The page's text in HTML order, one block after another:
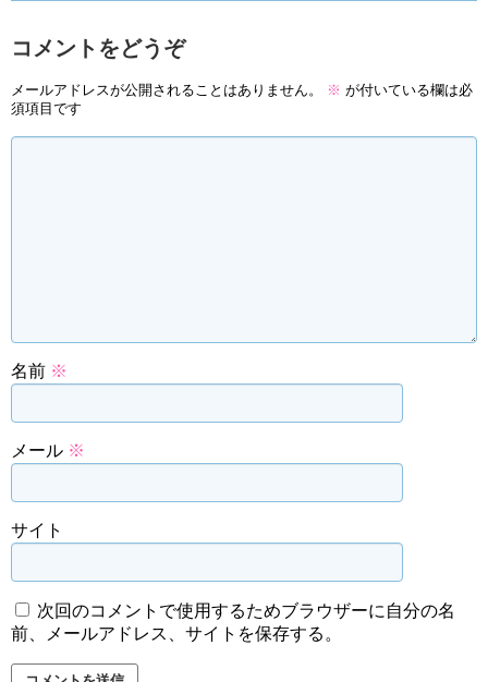
コメントをどうぞ
メールアドレスが公開されることはありません。 ※ が付いている欄は必
須項目です
名前 ※
メール ※
サイト
次回のコメントで使用するためブラウザーに自分の名
前、メールアドレス、サイトを保存する。